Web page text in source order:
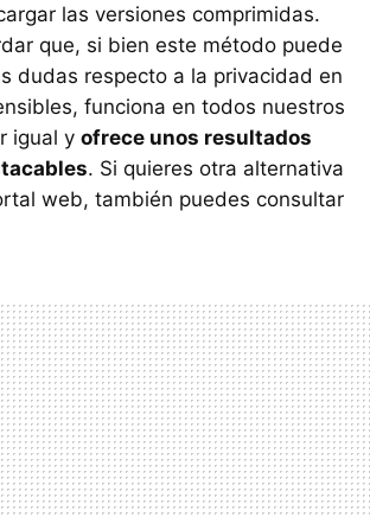
las versiones comprimidas.
que, si bien este método puede
dudas respecto a la privacidad en
funciona en todos nuestros
igual y ofrece unos resultados
. Si quieres otra alternativa
web, también puedes consultar